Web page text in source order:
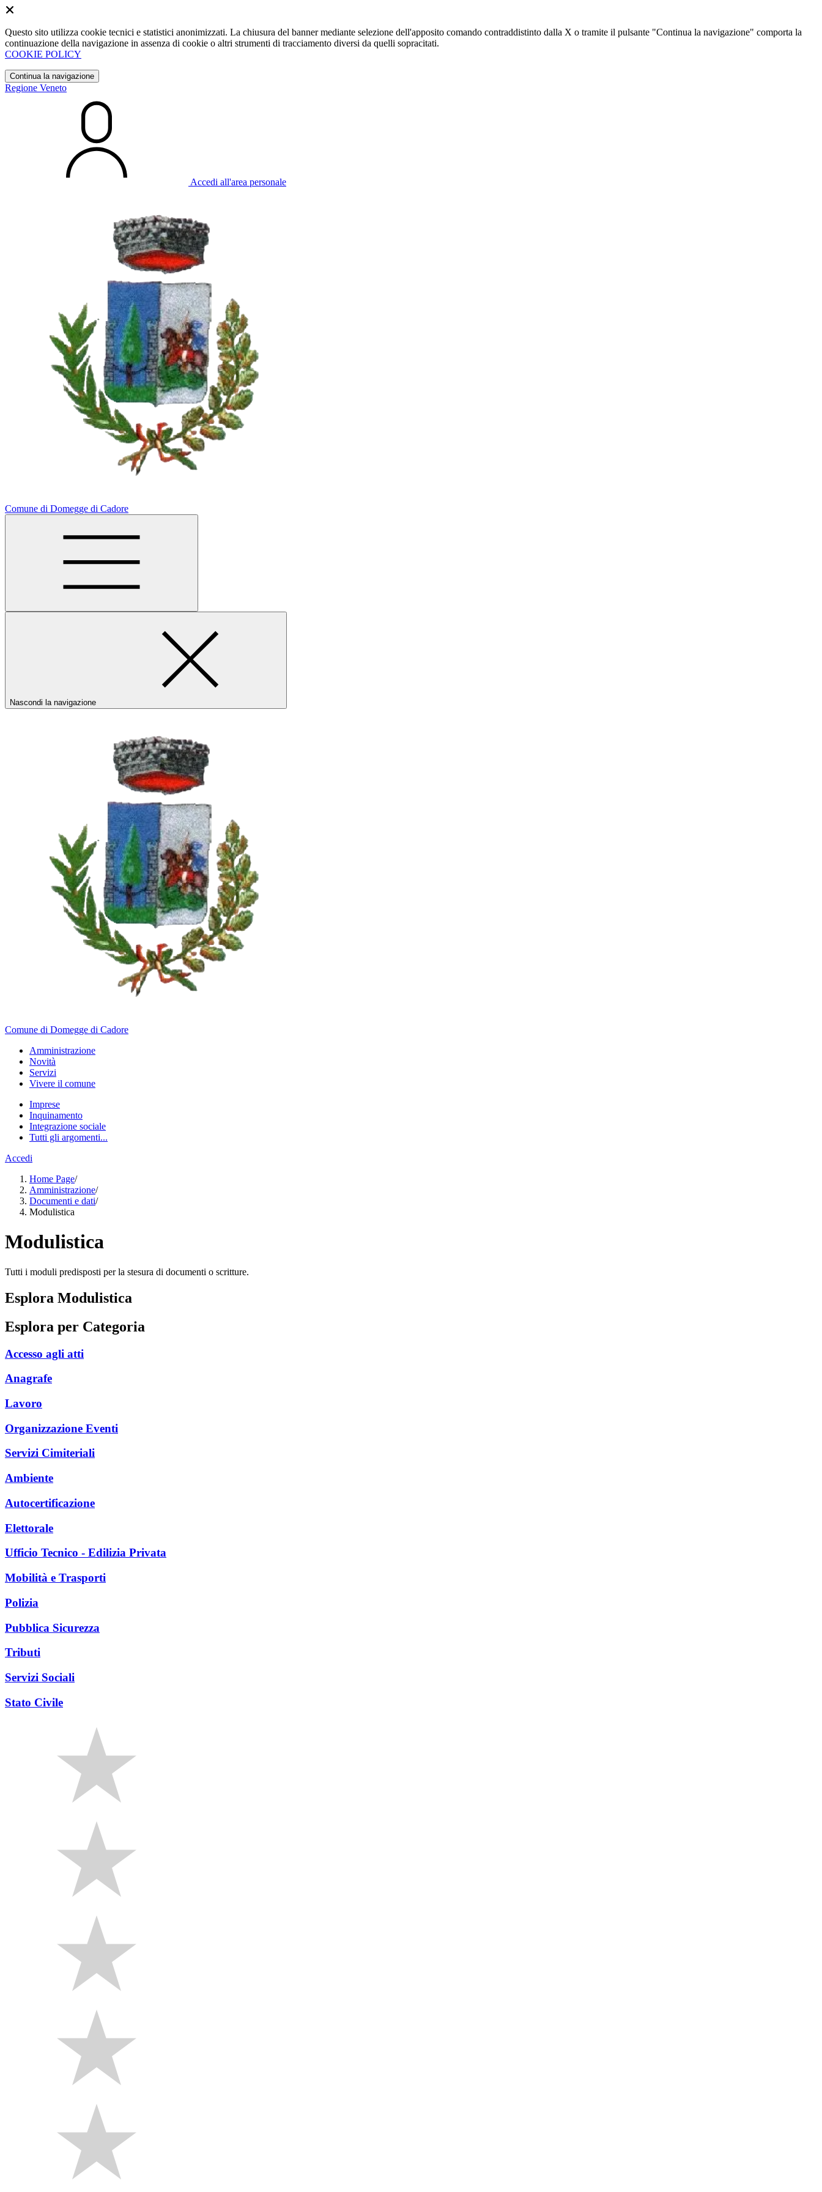
Questo sito utilizza cookie tecnici e statistici anonimizzati. La chiusura del banner mediante selezione dell'apposito comando contraddistinto dalla X o tramite il pulsante "Continua la navigazione" comporta la
continuazione della navigazione in assenza di cookie o altri strumenti di tracciamento diversi da quelli sopracitati.
COOKIE POLICY
Continua la navigazione
Regione Veneto
Accedi all'area personale
Comune di Domegge di Cadore
Nascondi la navigazione
Comune di Domegge di Cadore
Amministrazione
Novità
Servizi
Vivere il comune
Imprese
Inquinamento
Integrazione sociale
Tutti gli argomenti...
Accedi
Home Page/
Amministrazione/
Documenti e dati/
Modulistica
Modulistica
Tutti i moduli predisposti per la stesura di documenti o scritture.
Esplora Modulistica
Esplora per Categoria
Accesso agli atti
Anagrafe
Lavoro
Organizzazione Eventi
Servizi Cimiteriali
Ambiente
Autocertificazione
Elettorale
Ufficio Tecnico - Edilizia Privata
Mobilità e Trasporti
Polizia
Pubblica Sicurezza
Tributi
Servizi Sociali
Stato Civile